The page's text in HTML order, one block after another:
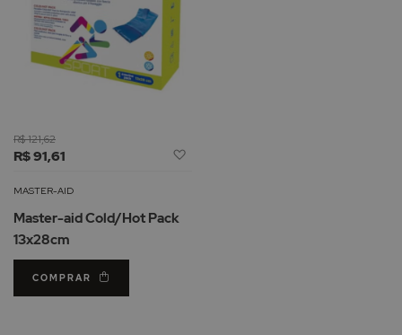
R$ 91,61
R$ 121,62
MASTER-AID
Master-aid Cold/Hot Pack
13x28cm
COMPRAR